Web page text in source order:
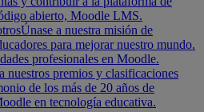
abierto, Moodle LMS.
Únase a nuestra misión de
para mejorar nuestro mundo.
profesionales en Moodle.
nuestros premios y clasificaciones
de los más de 20 años de
en tecnología educativa.